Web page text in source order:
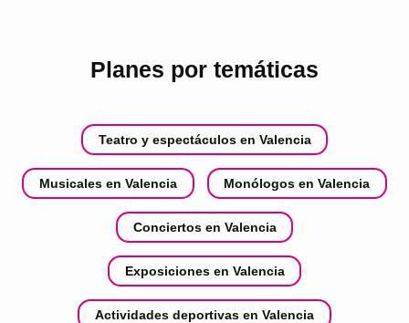
Planes por temáticas
Teatro y espectáculos en Valencia
Musicales en Valencia Monólogos en Valencia
Conciertos en Valencia
Exposiciones en Valencia
Actividades deportivas en Valencia